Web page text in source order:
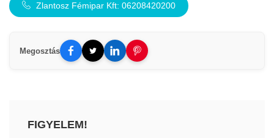
Zlantosz Fémipar Kft: 06208420200
Megosztás
FIGYELEM!